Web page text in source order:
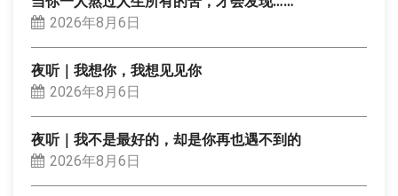
2026年8月6日
夜听｜我想你，我想见见你
2026年8月6日
夜听｜我不是最好的，却是你再也遇不到的
2026年8月6日